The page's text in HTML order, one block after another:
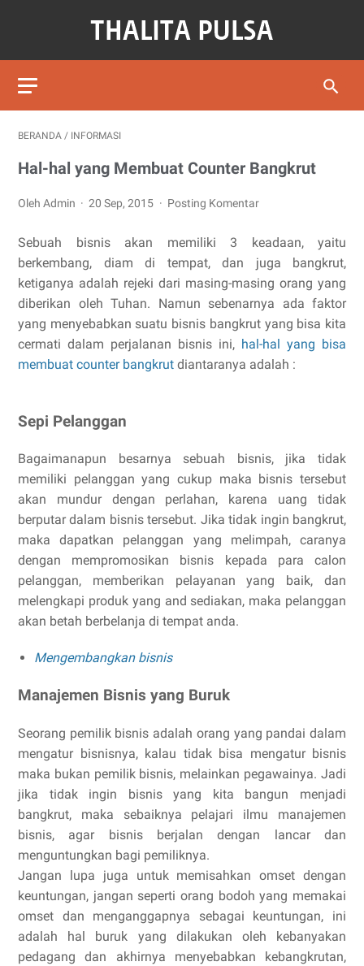
BERANDA / INFORMASI
Hal-hal yang Membuat Counter Bangkrut
Oleh Admin 20 Sep, 2015 Posting Komentar
Sebuah bisnis akan memiliki 3 keadaan, yaitu
berkembang, diam di tempat, dan juga bangkrut,
ketiganya adalah rejeki dari masing-masing orang yang
diberikan oleh Tuhan. Namun sebenarnya ada faktor
yang menyebabkan suatu bisnis bangkrut yang bisa kita
cermati dalam perjalanan bisnis ini, hal-hal yang bisa
membuat counter bangkrut diantaranya adalah :
Sepi Pelanggan
Bagaimanapun besarnya sebuah bisnis, jika tidak
memiliki pelanggan yang cukup maka bisnis tersebut
akan mundur dengan perlahan, karena uang tidak
berputar dalam bisnis tersebut. Jika tidak ingin bangkrut,
maka dapatkan pelanggan yang melimpah, caranya
dengan mempromosikan bisnis kepada para calon
pelanggan, memberikan pelayanan yang baik, dan
melengkapi produk yang and sediakan, maka pelanggan
akan betah berbelanja di tempat anda.
Mengembangkan bisnis
Manajemen Bisnis yang Buruk
Seorang pemilik bisnis adalah orang yang pandai dalam
mengatur bisnisnya, kalau tidak bisa mengatur bisnis
maka bukan pemilik bisnis, melainkan pegawainya. Jadi
jika tidak ingin bisnis yang kita bangun menjadi
bangkrut, maka sebaiknya pelajari ilmu manajemen
bisnis, agar bisnis berjalan dengan lancar dan
menguntungkan bagi pemiliknya.
Jangan lupa juga untuk memisahkan omset dengan
keuntungan, jangan seperti orang bodoh yang memakai
omset dan menganggapnya sebagai keuntungan, ini
adalah hal buruk yang dilakukan oleh kebanyakan
pedagang dan akhirnya menyebabkan kebangkrutan,